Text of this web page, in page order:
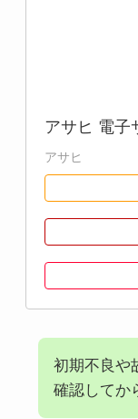
アサヒ 電子
アサヒ
初期不良や
確認してか